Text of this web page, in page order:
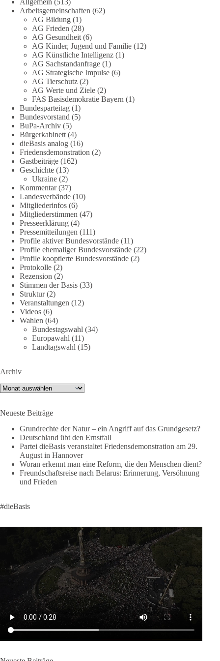
Die Energiewende ist bisher kein Erfolg, sondern ein teures,
ineffizientes Unterfangen. Dies belegt eine Auswertung der
NZZ, wonach die Energiewende den Strom nicht billiger,
sondern teurer gemacht hat.
Quelle:
https://www.nzz.ch/der-andere-blick/fehlschlag-
energiewende-warum-deutschland-trotz-rekordausbau-von-
wind-und-sonnenkraft-weniger-strom-erzeugt-ld.10006607
🟩🟩🟦🟦🟥🟥🟧🟧
„Wir brauchen dringend wettbewerbsfähige Energiepreise und
eine ideologiefreie Diskussion“, meint der Demokratie-
Bestatter.
Wie siehst du das?
🤝 Jetzt Politik für die Menschen mitgestalten:
https://diebasis.de/mitgliedschaft/
#dieBasis #energiewende #strompreise
40 7 Auf Facebook ansehen
DieBasis
1 Tag zuvor
⚡️ NATO-Gipfel in Ankara: Kriegskonferenz statt
Friedensgipfel!?
Anfang Juli 2026 trafen sich 32 Bündnisstaaten sowie deren
Staats- und Regierungschefs zum NATO-Gipfel in der Türkei.
Verteidigungsbündnis der Welt und ein Garant für Sicherheit.
Die Gipfelerklärung liest sich jedoch wie ein Protokoll einer
Neue Milliardenhilfen für die Ukraine, neue Verpflichtungen
für Europa, gigantische Rüstungsdeals, Ausbau der
Verteidigungsindustrie, Modernisierung der Streitkräfte, ein
klares Bekenntnis zur militärischen Abschreckung und dazu
die Forderung, der Iran dürfe keine Kernwaffe besitzen.
Und wo war der Austausch über eine friedensorientierte
dieBasis fordert als einzige Partei in Deutschland den Austritt
aus der NATO. Ein Gipfel, der mehr nach Rüstungsdeal als
nach Friedenspolitik klingt, wird niemals Sicherheit schaffen,
ob nun in Deutschland oder weltweit.
Quelle: https://www.tagesschau.de/ausland/asien/nato-
erklaerung-ankara-100.html
#dieBasis #NATO #Gipfeltreffen #Frieden #Sicherheit
Arbeitsgemeinschaften (62)
AG Bildung (1)
AG Frieden (28)
AG Gesundheit (6)
AG Kinder, Jugend und Familie (12)
AG Künstliche Intelligenz (1)
AG Sachstandanfrage (1)
AG Strategische Impulse (6)
AG Tierschutz (2)
AG Werte und Ziele (2)
FAS Basisdemokratie Bayern (1)
Bundesparteitag (1)
Bundesvorstand (5)
BuPa-Archiv (5)
Bürgerkabinett (4)
dieBasis analog (16)
Friedensdemonstration (2)
Gastbeiträge (162)
Geschichte (13)
Ukraine (2)
Kommentar(37)
Landesverbände (10)
Mitgliederinfos (6)
Mitgliederstimmen (47)
Presseerklärung (4)
Pressemitteilungen (111)
Profile aktiver Bundesvorstände (11)
Profile ehemaliger Bundesvorstände (22)
Profile kooptierte Bundesvorstände (2)
Protokolle (2)
Rezension (2)
Stimmen der Basis (33)
Struktur(2)
Veranstaltungen (12)
Videos (6)
Wahlen (64)
Bundestagswahl (34)
Europawahl (11)
Landtagswahl (15)
Archiv
Archiv
Neueste Beiträge
Grundrechte der Natur – ein Angriff auf das Grundgesetz?
Deutschland übt den Ernstfall
Partei dieBasis veranstaltet Friedensdemonstration am 29.
August in Hannover
Woran erkennt man eine Reform, die den Menschen dient?
Freundschaftsreise nach Belarus: Erinnerung, Versöhnung
und Frieden
#dieBasis